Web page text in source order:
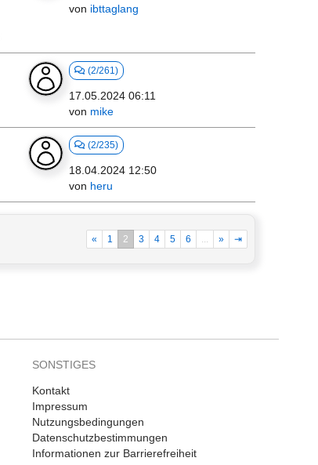
von ibttaglang
(2/261)
17.05.2024 06:11
von mike
(2/235)
18.04.2024 12:50
von heru
« 1 2 3 4 5 6 ... » ⇥
SONSTIGES
Kontakt
Impressum
Nutzungsbedingungen
Datenschutzbestimmungen
Informationen zur Barrierefreiheit